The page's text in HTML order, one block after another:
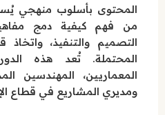
المحتوى بأسلوب منهجي
من فهم كيفية دمج
التصميم والتنفيذ، واتخاذ
المحتملة. تُعد هذه
المعماريين، المهندسين
ومديري المشاريع في قطاع